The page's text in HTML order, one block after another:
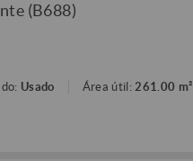
(B688)
Usado Área útil:261.00 m²